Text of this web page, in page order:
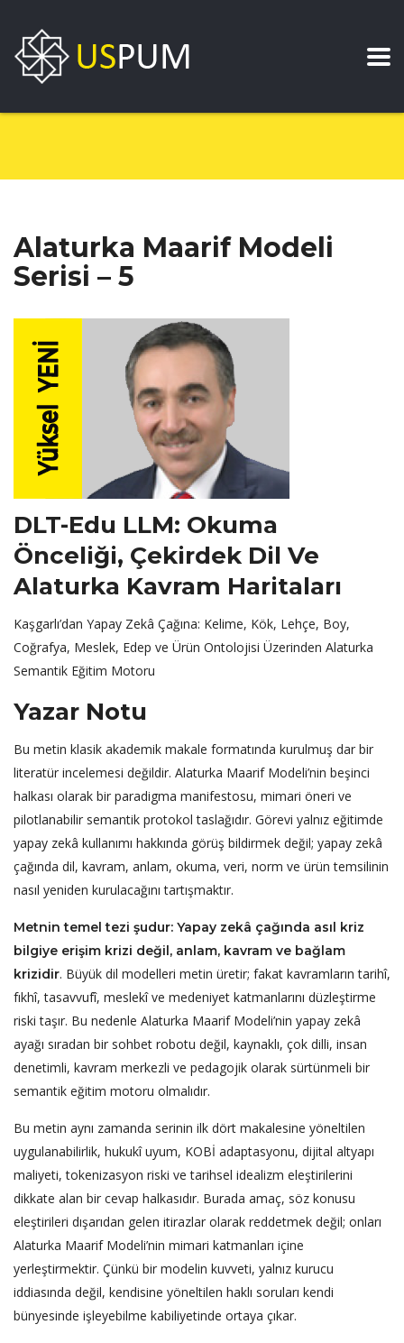
Alaturka Maarif Modeli
Serisi – 5
DLT-Edu LLM: Okuma
Önceliği, Çekirdek Dil Ve
Alaturka Kavram Haritaları
Kaşgarlı’dan Yapay Zekâ Çağına: Kelime, Kök, Lehçe, Boy,
Coğrafya, Meslek, Edep ve Ürün Ontolojisi Üzerinden Alaturka
Semantik Eğitim Motoru
Yazar Notu
Bu metin klasik akademik makale formatında kurulmuş dar bir
literatür incelemesi değildir. Alaturka Maarif Modeli’nin beşinci
halkası olarak bir paradigma manifestosu, mimari öneri ve
pilotlanabilir semantik protokol taslağıdır. Görevi yalnız eğitimde
yapay zekâ kullanımı hakkında görüş bildirmek değil; yapay zekâ
çağında dil, kavram, anlam, okuma, veri, norm ve ürün temsilinin
nasıl yeniden kurulacağını tartışmaktır.
Metnin temel tezi şudur: Yapay zekâ çağında asıl kriz
bilgiye erişim krizi değil, anlam, kavram ve bağlam
krizidir. Büyük dil modelleri metin üretir; fakat kavramların tarihî,
fıkhî, tasavvufî, meslekî ve medeniyet katmanlarını düzleştirme
riski taşır. Bu nedenle Alaturka Maarif Modeli’nin yapay zekâ
ayağı sıradan bir sohbet robotu değil, kaynaklı, çok dilli, insan
denetimli, kavram merkezli ve pedagojik olarak sürtünmeli bir
semantik eğitim motoru olmalıdır.
Bu metin aynı zamanda serinin ilk dört makalesine yöneltilen
uygulanabilirlik, hukukî uyum, KOBİ adaptasyonu, dijital altyapı
maliyeti, tokenizasyon riski ve tarihsel idealizm eleştirilerini
dikkate alan bir cevap halkasıdır. Burada amaç, söz konusu
eleştirileri dışarıdan gelen itirazlar olarak reddetmek değil; onları
Alaturka Maarif Modeli’nin mimari katmanları içine
yerleştirmektir. Çünkü bir modelin kuvveti, yalnız kurucu
iddiasında değil, kendisine yöneltilen haklı soruları kendi
bünyesinde işleyebilme kabiliyetinde ortaya çıkar.